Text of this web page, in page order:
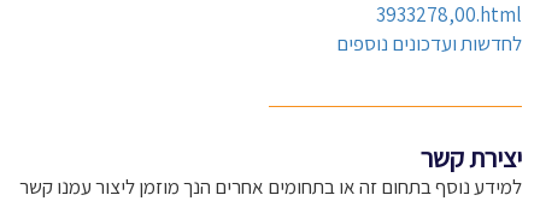
3933278,00.html
לחדשות ועדכונים נוספים
יצירת קשר
למידע נוסף בתחום זה או בתחומים אחרים הנך מוזמן ליצור עמנו קשר